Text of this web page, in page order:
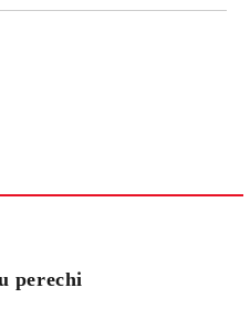
perechi